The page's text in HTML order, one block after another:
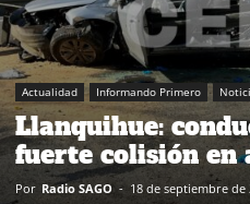
Actualidad Informando Primero
Llanquihue:
fuerte colisión en
Por Radio SAGO - 18 de septiembre de